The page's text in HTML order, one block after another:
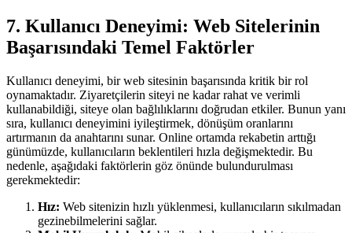
7. Kullanıcı Deneyimi: Web Sitelerinin
Başarısındaki Temel Faktörler
Kullanıcı deneyimi, bir web sitesinin başarısında kritik bir rol
oynamaktadır. Ziyaretçilerin siteyi ne kadar rahat ve verimli
kullanabildiği, siteye olan bağlılıklarını doğrudan etkiler. Bunun yanı
sıra, kullanıcı deneyimini iyileştirmek, dönüşüm oranlarını
artırmanın da anahtarını sunar. Online ortamda rekabetin arttığı
günümüzde, kullanıcıların beklentileri hızla değişmektedir. Bu
nedenle, aşağıdaki faktörlerin göz önünde bulundurulması
gerekmektedir:
Hız: Web sitenizin hızlı yüklenmesi, kullanıcıların sıkılmadan
gezinebilmelerini sağlar.